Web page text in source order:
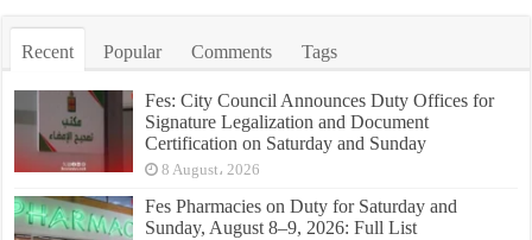
Recent Popular Comments Tags
Fes: City Council Announces Duty Offices for
Signature Legalization and Document
Certification on Saturday and Sunday
8 August، 2026
Fes Pharmacies on Duty for Saturday and
Sunday, August 8–9, 2026: Full List